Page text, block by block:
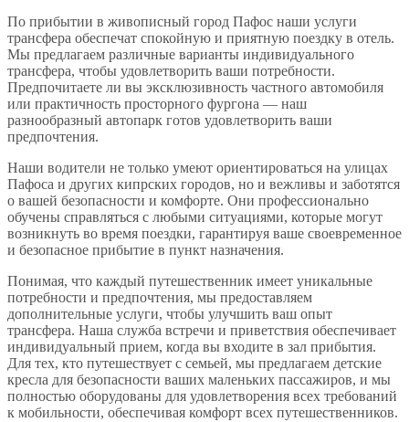
По прибытии в живописный город Пафос наши услуги
трансфера обеспечат спокойную и приятную поездку в отель.
Мы предлагаем различные варианты индивидуального
трансфера, чтобы удовлетворить ваши потребности.
Предпочитаете ли вы эксклюзивность частного автомобиля
или практичность просторного фургона — наш
разнообразный автопарк готов удовлетворить ваши
предпочтения.
Наши водители не только умеют ориентироваться на улицах
Пафоса и других кипрских городов, но и вежливы и заботятся
о вашей безопасности и комфорте. Они профессионально
обучены справляться с любыми ситуациями, которые могут
возникнуть во время поездки, гарантируя ваше своевременное
и безопасное прибытие в пункт назначения.
Понимая, что каждый путешественник имеет уникальные
потребности и предпочтения, мы предоставляем
дополнительные услуги, чтобы улучшить ваш опыт
трансфера. Наша служба встречи и приветствия обеспечивает
индивидуальный прием, когда вы входите в зал прибытия.
Для тех, кто путешествует с семьей, мы предлагаем детские
кресла для безопасности ваших маленьких пассажиров, и мы
полностью оборудованы для удовлетворения всех требований
к мобильности, обеспечивая комфорт всех путешественников.